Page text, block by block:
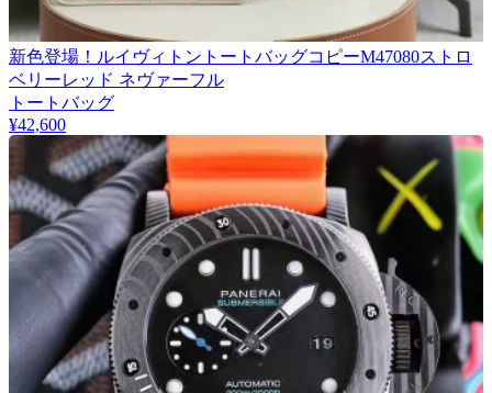
新色登場！ルイヴィトントートバッグコピーM47080ストロ
ベリーレッド ネヴァーフル
トートバッグ
¥42,600